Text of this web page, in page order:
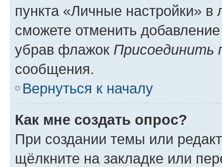
пункта «Личные настройки»
сможете отменить
убрав флажок Присоединить
сообщения.
Вернуться к началу
Как мне создать опрос?
При создании темы или
щёлкните на закладке или